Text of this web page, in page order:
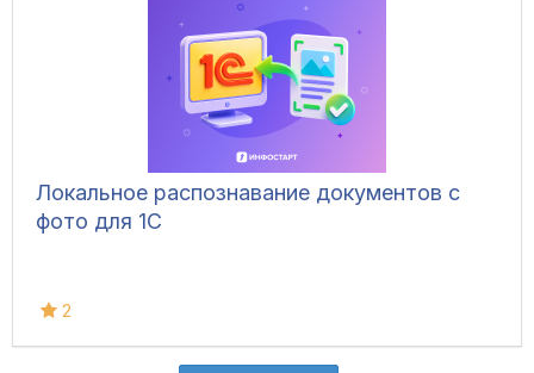
Локальное распознавание документов с
фото для 1С
2